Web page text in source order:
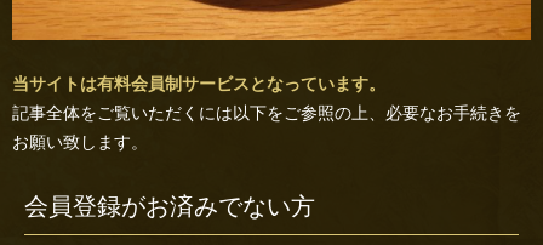
当サイトは有料会員制サービスとなっています。
記事全体をご覧いただくには以下をご参照の上、必要なお手続きを
お願い致します。
会員登録がお済みでない方